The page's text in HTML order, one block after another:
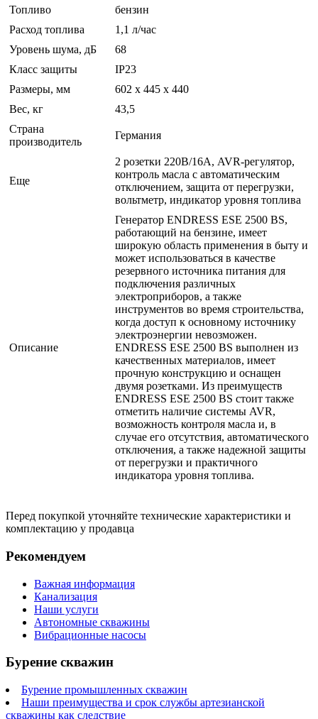
Топливо
бензин
Расход топлива
1,1 л/час
Уровень шума, дБ
68
Класс защиты
IP23
Размеры, мм
602 x 445 x 440
Вес, кг
43,5
Страна
производитель
Германия
Еще
2 розетки 220В/16А, AVR-регулятор,
контроль масла с автоматическим
отключением, защита от перегрузки,
вольтметр, индикатор уровня топлива
Описание
Генератор ENDRESS ESE 2500 BS,
работающий на бензине, имеет
широкую область применения в быту и
может использоваться в качестве
резервного источника питания для
подключения различных
электроприборов, а также
инструментов во время строительства,
когда доступ к основному источнику
электроэнергии невозможен.
ENDRESS ESE 2500 BS выполнен из
качественных материалов, имеет
прочную конструкцию и оснащен
двумя розетками. Из преимуществ
ENDRESS ESE 2500 BS стоит также
отметить наличие системы AVR,
возможность контроля масла и, в
случае его отсутствия, автоматического
отключения, а также надежной защиты
от перегрузки и практичного
индикатора уровня топлива.
Перед покупкой уточняйте технические характеристики и
комплектацию у продавца
Рекомендуем
Важная информация
Канализация
Наши услуги
Автономные скважины
Вибрационные насосы
Бурение скважин
Бурение промышленных скважин
Наши преимущества и срок службы артезианской
скважины как следствие